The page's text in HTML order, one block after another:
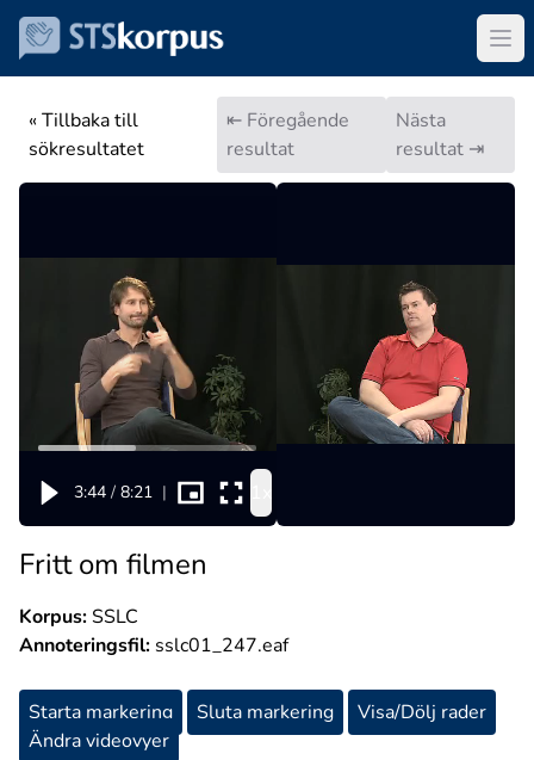
« Tillbaka till
sökresultatet
⇤ Föregående
resultat
Nästa
resultat ⇥
3:44 / 8:21 |
Fritt om filmen
Korpus:SSLC
Annoteringsfil: sslc01_247.eaf
Starta markering Sluta markering
Visa/Dölj rader
Ändra videovyer